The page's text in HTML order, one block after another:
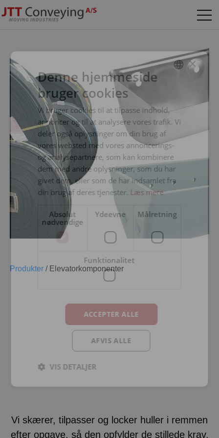
Produkter / Elevatorkomponenter
ELEVATORKOMPONENTER
VI FØRER ET BREDT PROGRAM AF
ELEVATORKOMPONENTER, DER PASSER
TIL DE FLESTE OPGAVER
Vi skærer, tilpasser og locker huller i remmen
ENGLISH
×
Denne hjemmeside
bruger cookies
Vi bruger cookies til at tilpasse indhold,
annoncer og til at analysere vores trafik. Vi
deler også oplysninger om din brug af
vores websted med vores annoncerings-
og analysepartnere, som kan kombinere
dem med andre oplysninger, som du har
givet dem, eller som de har indsamlet fra
din brug af deres tjenester. Læs mere
Absolut
nødvendige
Ydeevne Målretning
Funktionalitet
ACCEPTER ALLE
AFVIS ALLE
VIS DETALJER